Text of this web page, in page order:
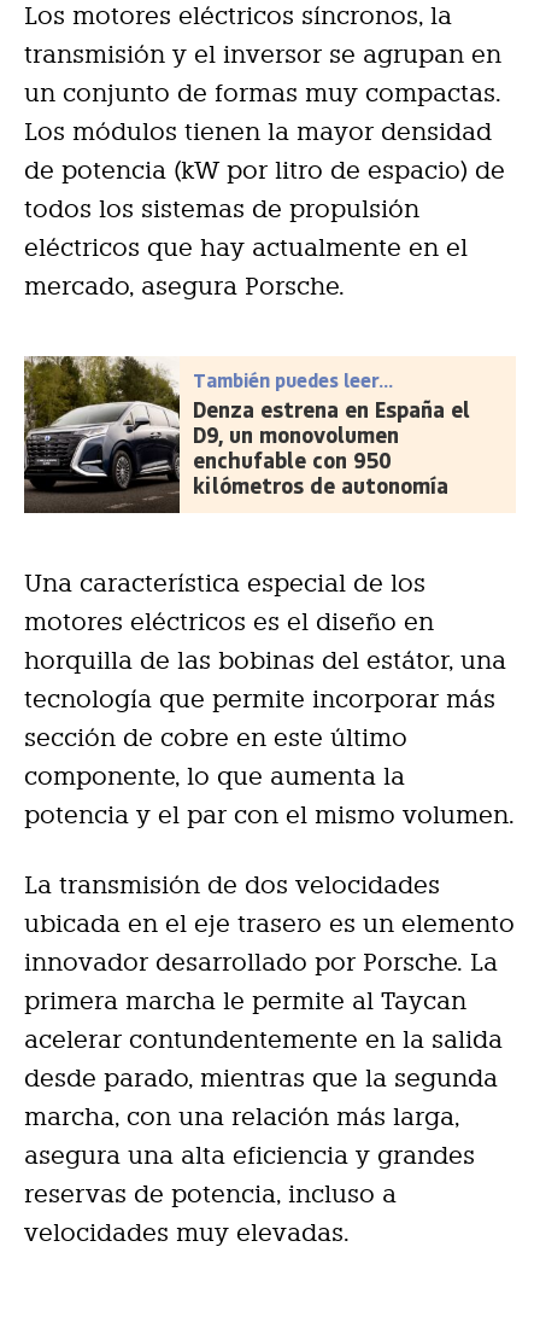
Los motores eléctricos síncronos, la
transmisión y el inversor se agrupan en
un conjunto de formas muy compactas.
Los módulos tienen la mayor densidad
de potencia (kW por litro de espacio) de
todos los sistemas de propulsión
eléctricos que hay actualmente en el
mercado, asegura Porsche.
También puedes leer...
Denza estrena en España el
D9, un monovolumen
enchufable con 950
kilómetros de autonomía
Una característica especial de los
motores eléctricos es el diseño en
horquilla de las bobinas del estátor, una
tecnología que permite incorporar más
sección de cobre en este último
componente, lo que aumenta la
potencia y el par con el mismo volumen.
La transmisión de dos velocidades
ubicada en el eje trasero es un elemento
innovador desarrollado por Porsche. La
primera marcha le permite al Taycan
acelerar contundentemente en la salida
desde parado, mientras que la segunda
marcha, con una relación más larga,
asegura una alta eficiencia y grandes
reservas de potencia, incluso a
velocidades muy elevadas.